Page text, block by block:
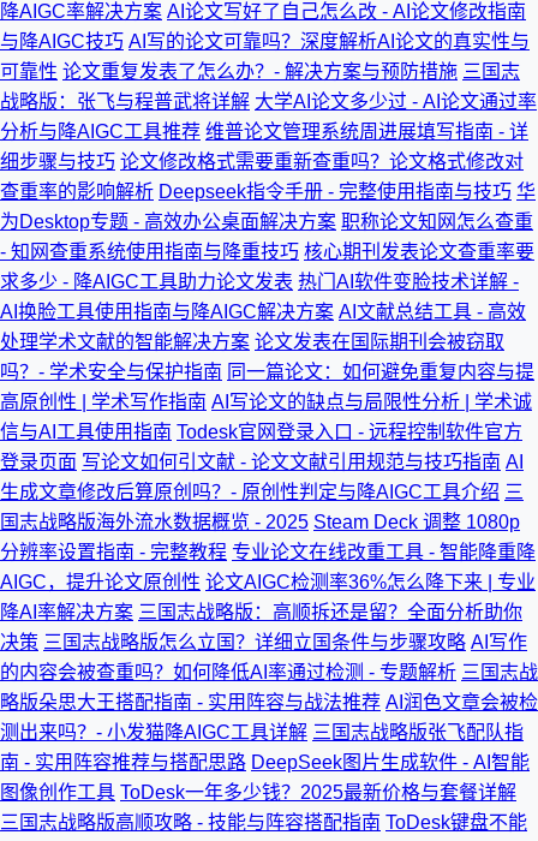
降AIGC率解决方案 AI论文写好了自己怎么改 - AI论文修改指南
与降AIGC技巧 AI写的论文可靠吗？深度解析AI论文的真实性与
可靠性 论文重复发表了怎么办？- 解决方案与预防措施 三国志
战略版：张飞与程普武将详解 大学AI论文多少过 - AI论文通过率
分析与降AIGC工具推荐 维普论文管理系统周进展填写指南 - 详
细步骤与技巧 论文修改格式需要重新查重吗？论文格式修改对
查重率的影响解析 Deepseek指令手册 - 完整使用指南与技巧 华
为Desktop专题 - 高效办公桌面解决方案 职称论文知网怎么查重
- 知网查重系统使用指南与降重技巧 核心期刊发表论文查重率要
求多少 - 降AIGC工具助力论文发表 热门AI软件变脸技术详解 -
AI换脸工具使用指南与降AIGC解决方案 AI文献总结工具 - 高效
处理学术文献的智能解决方案 论文发表在国际期刊会被窃取
吗？- 学术安全与保护指南 同一篇论文：如何避免重复内容与提
高原创性 | 学术写作指南 AI写论文的缺点与局限性分析 | 学术诚
信与AI工具使用指南 Todesk官网登录入口 - 远程控制软件官方
登录页面 写论文如何引文献 - 论文文献引用规范与技巧指南 AI
生成文章修改后算原创吗？- 原创性判定与降AIGC工具介绍 三
国志战略版海外流水数据概览 - 2025 Steam Deck 调整 1080p
分辨率设置指南 - 完整教程 专业论文在线改重工具 - 智能降重降
AIGC，提升论文原创性 论文AIGC检测率36%怎么降下来 | 专业
降AI率解决方案 三国志战略版：高顺拆还是留？全面分析助你
决策 三国志战略版怎么立国？详细立国条件与步骤攻略 AI写作
的内容会被查重吗？如何降低AI率通过检测 - 专题解析 三国志战
略版朵思大王搭配指南 - 实用阵容与战法推荐 AI润色文章会被检
测出来吗？- 小发猫降AIGC工具详解 三国志战略版张飞配队指
南 - 实用阵容推荐与搭配思路 DeepSeek图片生成软件 - AI智能
图像创作工具 ToDesk一年多少钱？2025最新价格与套餐详解
三国志战略版高顺攻略 - 技能与阵容搭配指南 ToDesk键盘不能